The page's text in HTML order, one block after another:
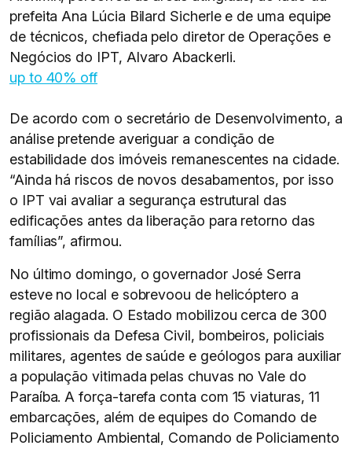
prefeita Ana Lúcia Bilard Sicherle e de uma equipe
de técnicos, chefiada pelo diretor de Operações e
Negócios do IPT, Alvaro Abackerli.
up to 40% off
De acordo com o secretário de Desenvolvimento, a
análise pretende averiguar a condição de
estabilidade dos imóveis remanescentes na cidade.
“Ainda há riscos de novos desabamentos, por isso
o IPT vai avaliar a segurança estrutural das
edificações antes da liberação para retorno das
famílias”, afirmou.
No último domingo, o governador José Serra
esteve no local e sobrevoou de helicóptero a
região alagada. O Estado mobilizou cerca de 300
profissionais da Defesa Civil, bombeiros, policiais
militares, agentes de saúde e geólogos para auxiliar
a população vitimada pelas chuvas no Vale do
Paraíba. A força-tarefa conta com 15 viaturas, 11
embarcações, além de equipes do Comando de
Policiamento Ambiental, Comando de Policiamento